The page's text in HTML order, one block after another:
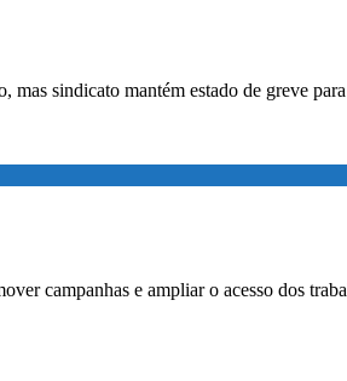
sindicato mantém estado de greve
campanhas e ampliar o acesso dos